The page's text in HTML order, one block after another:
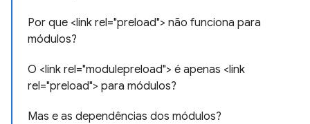
Por que <link rel="preload"> não funciona para
módulos?
O <link rel="modulepreload"> é apenas <link
rel="preload"> para módulos?
Mas e as dependências dos módulos?